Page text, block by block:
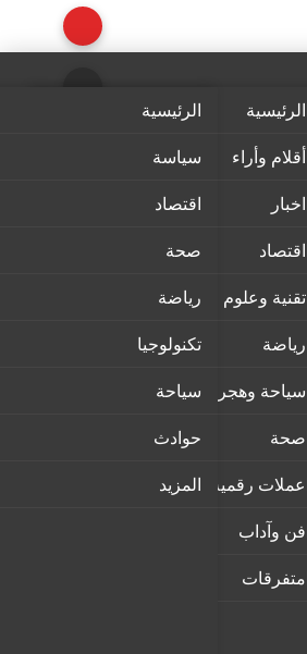
الرئيسية
أقلام وأراء
اخبار
اقتصاد
تقنية وعلوم
رياضة
سياحة وهجرة
صحة
عملات رقمية
فن وآداب
متفرقات
الرئيسية
سياسة
اقتصاد
صحة
رياضة
تكنولوجيا
سياحة
حوادث
المزيد